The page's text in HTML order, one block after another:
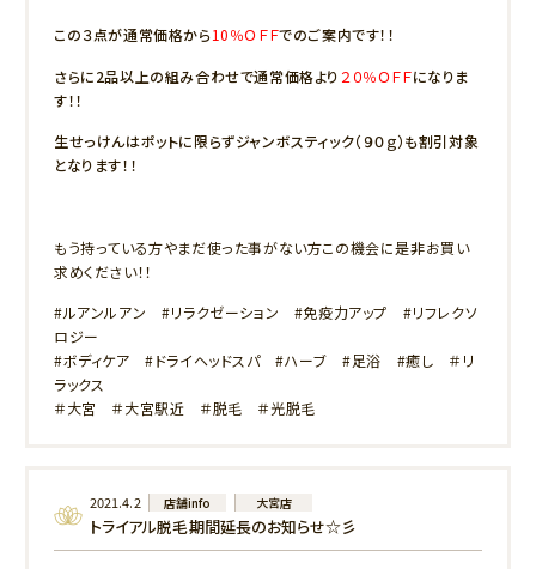
この３点が通常価格から10％ＯＦＦでのご案内です！！
さらに2品以上の組み合わせで通常価格より ２０％ＯＦＦになりま
す！！
生せっけんはポットに限らずジャンボスティック（９０ｇ）も割引対象
となります！！
もう持っている方やまだ使った事がない方この機会に是非お買い
求めください！！
#ルアンルアン #リラクゼーション #免疫力アップ #リフレクソ
ロジー
#ボディケア #ドライヘッドスパ #ハーブ #足浴 #癒し ＃リ
ラックス
＃大宮 ＃大宮駅近 ＃脱毛 ＃光脱毛
2021.4.2 店舗info 大宮店
トライアル脱毛期間延長のお知らせ☆彡